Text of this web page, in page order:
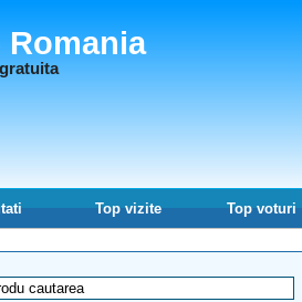
Top vizite Top voturi